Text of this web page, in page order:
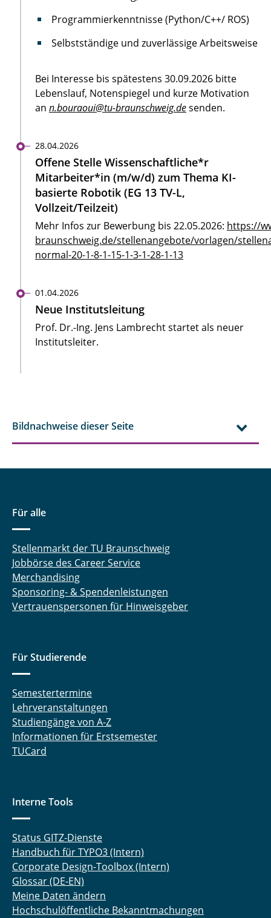
Programmierkenntnisse (Python/C++/ ROS)
Selbstständige und zuverlässige Arbeitsweise
Bei Interesse bis spätestens 30.09.2026 bitte
Lebenslauf, Notenspiegel und kurze Motivation
an n.bouraoui@tu-braunschweig.desenden.
28.04.2026
Offene Stelle Wissenschaftliche*r
Mitarbeiter*in (m/w/d) zum Thema KI-
basierte Robotik (EG 13 TV-L,
Vollzeit/Teilzeit)
Mehr Infos zur Bewerbung bis 22.05.2026: https://
braunschweig.de/stellenangebote/vorlagen/
normal-20-1-8-1-15-1-3-1-28-1-13
01.04.2026
Neue Institutsleitung
Prof. Dr.-Ing. Jens Lambrecht startet als neuer
Institutsleiter.
Bildnachweise dieser Seite
Für alle
Stellenmarkt der TU Braunschweig
Jobbörse des Career Service
Merchandising
Sponsoring- & Spendenleistungen
Vertrauenspersonen für Hinweisgeber
Für Studierende
Semestertermine
Lehrveranstaltungen
Studiengänge von A-Z
Informationen für Erstsemester
TUCard
Interne Tools
Status GITZ-Dienste
Handbuch für TYPO3 (Intern)
Corporate Design-Toolbox (Intern)
Glossar (DE-EN)
Meine Daten ändern
Hochschulöffentliche Bekanntmachungen